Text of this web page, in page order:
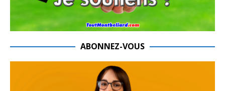
ABONNEZ-VOUS